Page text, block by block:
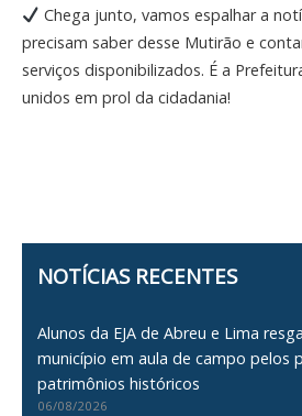
Chega junto, vamos espalhar a
precisam saber desse Mutirão e
serviços disponibilizados. É a
unidos em prol da cidadania!
NOTÍCIAS RECENTES
Alunos da EJA de Abreu e Lima
município em aula de campo pelos
patrimônios históricos
06/08/2026